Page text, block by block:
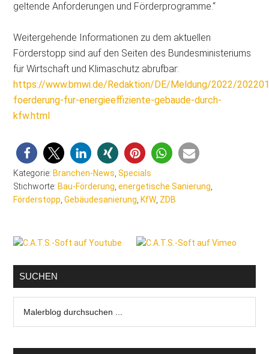
geltende Anforderungen und Förderprogramme.“
Weitergehende Informationen zu dem aktuellen
Förderstopp sind auf den Seiten des Bundesministeriums
für Wirtschaft und Klimaschutz abrufbar:
https://www.bmwi.de/Redaktion/DE/Meldung/2022/
foerderung-fur-energieeffiziente-gebaude-durch-
kfw.html
Kategorie: Branchen-News ,Specials
Stichworte: Bau-Förderung ,energetische Sanierung
Förderstopp ,Gebäudesanierung KfW ZDB
Seitenspalte
SUCHEN
durchsuchen